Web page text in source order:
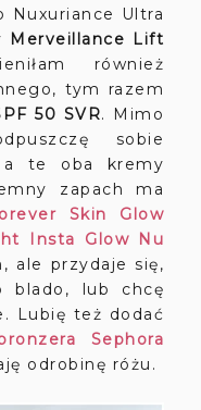
Nuxuriance Ultra
Merveillance Lift
również
tym razem
50 SVR. Mimo
sobie
a te oba kremy
zapach ma
Skin Glow
Insta Glow Nu
ale przydaje się,
blado, lub chcę
Lubię też dodać
Sephora
odrobinę różu.